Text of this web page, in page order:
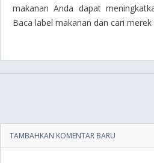
makanan Anda dapat
Baca label makanan dan cari
TAMBAHKAN KOMENTAR BARU